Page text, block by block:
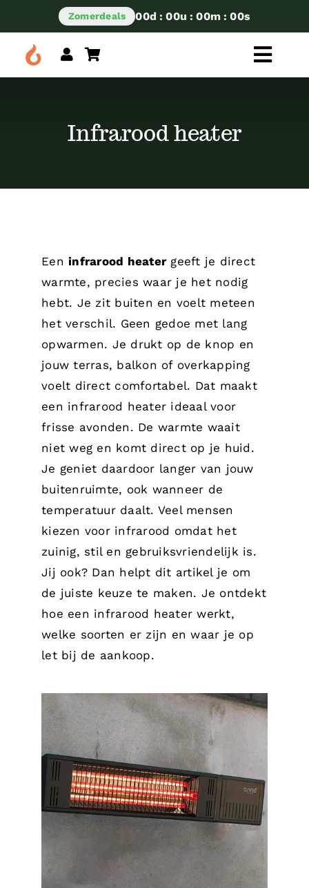
to
content
Zomerdeals 00d : 00u : 00m : 00s
Infrarood heater
Eeninfrarood heater geeft je direct
warmte, precies waar je het nodig
hebt. Je zit buiten en voelt meteen
het verschil. Geen gedoe met lang
opwarmen. Je drukt op de knop en
jouw terras, balkon of overkapping
voelt direct comfortabel. Dat maakt
een infrarood heater ideaal voor
frisse avonden. De warmte waait
niet weg en komt direct op je huid.
Je geniet daardoor langer van jouw
buitenruimte, ook wanneer de
temperatuur daalt. Veel mensen
kiezen voor infrarood omdat het
zuinig, stil en gebruiksvriendelijk is.
Jij ook? Dan helpt dit artikel je om
de juiste keuze te maken. Je ontdekt
hoe een infrarood heater werkt,
welke soorten er zijn en waar je op
let bij de aankoop.